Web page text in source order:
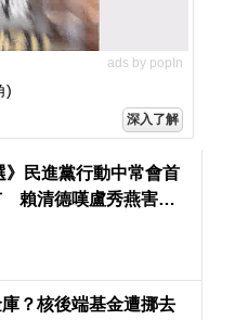
ads by popIn
)
深入了解
》民進黨行動中常會首
賴清德嘆盧秀燕害台
？核後端基金遭挪去